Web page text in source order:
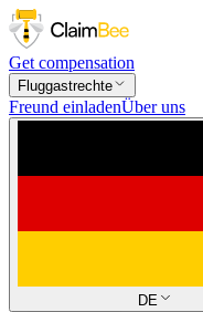
Get compensation
Fluggastrechte
Freund einladenÜber uns
DE